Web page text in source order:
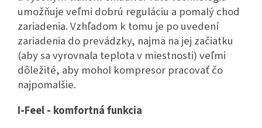
umožňuje veľmi dobrú reguláciu a pomalý chod
zariadenia. Vzhľadom k tomu je po uvedení
zariadenia do prevádzky, najmä na jej začiatku
(aby sa vyrovnala teplota v miestnosti) veľmi
dôležité, aby mohol kompresor pracovať čo
najpomalšie.
I-Feel - komfortná funkcia